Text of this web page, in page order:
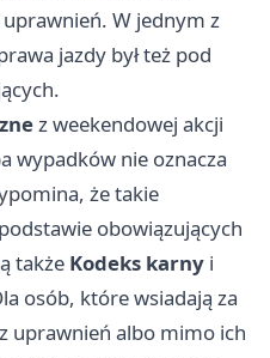
W jednym z
jazdy był też pod
z weekendowej akcji
wypadków nie oznacza
że takie
obowiązujących
także Kodeks karny i
osób, które wsiadają za
uprawnień albo mimo ich